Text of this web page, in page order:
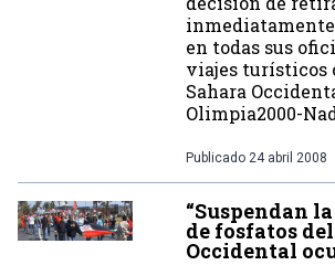
en todas sus
viajes turísticos
Sahara
Olimpia2000-
Publicado 24 abril 2008
“Suspendan
de fosfatos
Occidental